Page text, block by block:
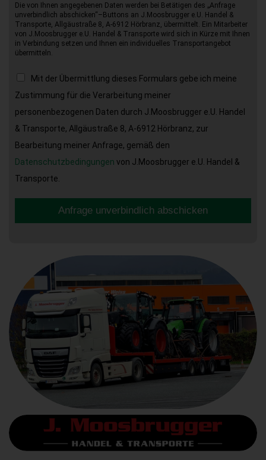
Die von Ihnen angegebenen Daten werden bei Betätigen des „Anfrage
unverbindlich abschicken“–Buttons an J.Moosbrugger e.U. Handel &
Transporte, Allgäustraße 8, A-6912 Hörbranz, übermittelt. Ein Mitarbeiter
von J.Moosbrugger e.U. Handel & Transporte wird sich in Kürze mit Ihnen
in Verbindung setzen und Ihnen ein individuelles Transportangebot
übermitteln.
Mit der Übermittlung dieses Formulars gebe ich meine
Zustimmung für die Verarbeitung meiner
personenbezogenen Daten durch J.Moosbrugger e.U. Handel
& Transporte, Allgäustraße 8, A-6912 Hörbranz, zur
Bearbeitung meiner Anfrage, gemäß den
Datenschutzbedingungen von J.Moosbrugger e.U. Handel &
Transporte.
Anfrage unverbindlich abschicken